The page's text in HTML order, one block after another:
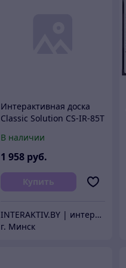
Интерактивная доска
Classic Solution CS-IR-85T
В наличии
1 958 руб.
Купить
INTERAKTIV.BY | интерактивное оборудование
г. Минск